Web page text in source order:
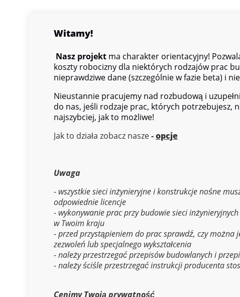
Witamy!
Nasz projekt ma charakter orientacyjny!
koszty robocizny dla niektórych rodzajów prac
nieprawdziwe dane (szczególnie w fazie beta) i
Nieustannie pracujemy nad rozbudową i
do nas, jeśli rodzaje prac, których potrzebujesz,
najszybciej, jak to możliwe!
Jak to działa zobacz nasze-opcje
Uwaga
- wszystkie sieci inżynieryjne i konstrukcje nośne
odpowiednie licencje
- wykonywanie prac przy budowie sieci
w Twoim kraju
- przed przystąpieniem do prac sprawdź, czy
zezwoleń lub specjalnego wykształcenia
- należy przestrzegać przepisów budowlanych i
- należy ściśle przestrzegać instrukcji producenta
Cenimy Twoją prywatność